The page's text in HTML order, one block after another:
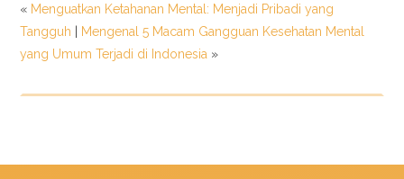
« Menguatkan Ketahanan Mental: Menjadi Pribadi yang
Tangguh
Mengenal 5 Macam Gangguan Kesehatan Mental
yang Umum Terjadi di Indonesia »